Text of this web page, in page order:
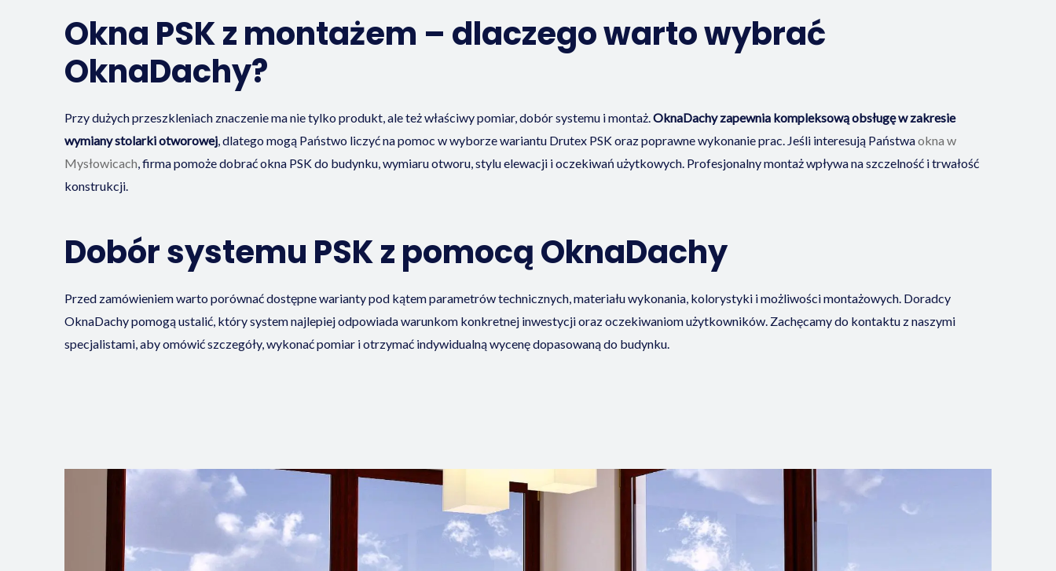
Okna PSK z montażem – dlaczego warto wybrać
OknaDachy?
Przy dużych przeszkleniach znaczenie ma nie tylko produkt, ale też właściwy pomiar, dobór systemu i montaż.OknaDachy zapewnia kompleksową obsługę w zakresie
wymiany stolarki otworowej, dlatego mogą Państwo liczyć na pomoc w wyborze wariantu Drutex PSK oraz poprawne wykonanie prac. Jeśli interesują Państwaokna w
Mysłowicach, firma pomoże dobrać okna PSK do budynku, wymiaru otworu, stylu elewacji i oczekiwań użytkowych. Profesjonalny montaż wpływa na szczelność i trwałość
konstrukcji.
Dobór systemu PSK z pomocą OknaDachy
Przed zamówieniem warto porównać dostępne warianty pod kątem parametrów technicznych, materiału wykonania, kolorystyki i możliwości montażowych. Doradcy
OknaDachy pomogą ustalić, który system najlepiej odpowiada warunkom konkretnej inwestycji oraz oczekiwaniom użytkowników. Zachęcamy do kontaktu z naszymi
specjalistami, aby omówić szczegóły, wykonać pomiar i otrzymać indywidualną wycenę dopasowaną do budynku.